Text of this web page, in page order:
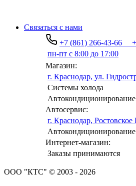
Связаться с нами
+7 (861) 266-43-66
пн-пт с 8:00 до 17:00
Магазин:
г. Краснодар, ул.
Системы холода
Автокондиционирование
Автосервис:
г. Краснодар,
Автокондиционирование
Интернет-магазин:
Заказы принимаются
ООО "КТС" © 2003 - 2026